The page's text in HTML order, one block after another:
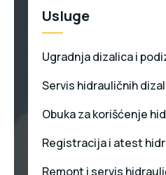
Usluge
Ugradnja dizalica i
Servis hidrauličnih
Obuka za korišćenje
Registracija i atest
Remont i servis